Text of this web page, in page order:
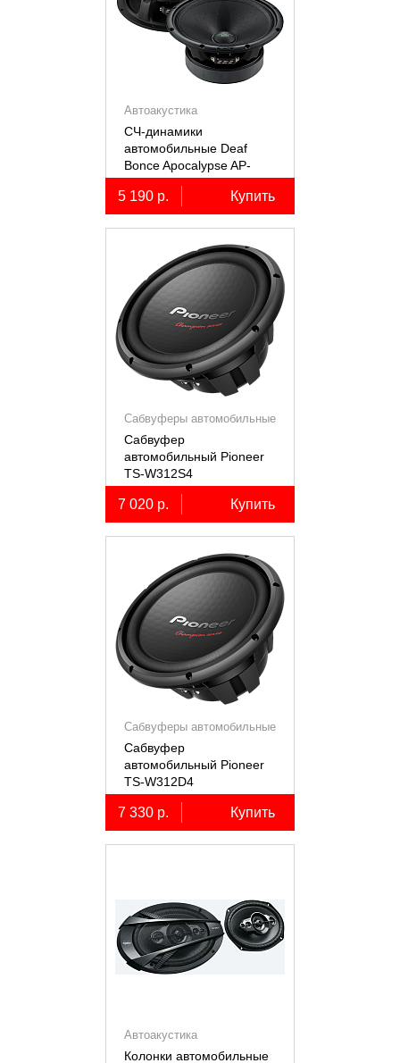
Автоакустика
СЧ-динамики
автомобильные Deaf
Bonce Apocalypse AP-
M61SE PRO
5 190 р. Купить
Сабвуферы автомобильные
Сабвуфер
автомобильный Pioneer
TS-W312S4
7 020 р. Купить
Сабвуферы автомобильные
Сабвуфер
автомобильный Pioneer
TS-W312D4
7 330 р. Купить
Автоакустика
Колонки автомобильные